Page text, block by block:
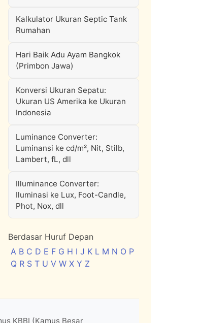
Kalkulator Ukuran Septic Tank
Rumahan
Hari Baik Adu Ayam Bangkok
(Primbon Jawa)
Konversi Ukuran Sepatu:
Ukuran US Amerika ke Ukuran
Indonesia
Luminance Converter:
Luminansi ke cd/m², Nit, Stilb,
Lambert, fL, dll
Illuminance Converter:
Iluminasi ke Lux, Foot-Candle,
Phot, Nox, dll
Berdasar Huruf Depan
A B C D E F G H I J K L M N O P
Q R S T U V W X Y Z
KBBI (Kamus Besar